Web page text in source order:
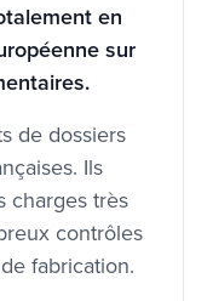
en
sur
de dossiers
Ils
charges très
contrôles
fabrication.